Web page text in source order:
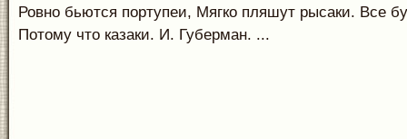
Ровно бьются портупеи, Мягко пляшут рысаки. Все
Потому что казаки. И. Губерман. ...